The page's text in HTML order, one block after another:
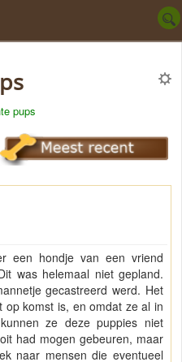
pups
een hondje van een vriend
was helemaal niet gepland.
gecastreerd werd. Het
komst is, en omdat ze al in
ze deze puppies niet
had mogen gebeuren, maar
naar mensen die eventueel